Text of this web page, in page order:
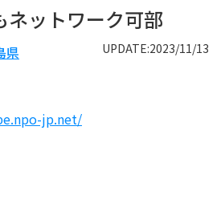
ネットワーク可部
UPDATE:2023/11/13
県
jp.net/